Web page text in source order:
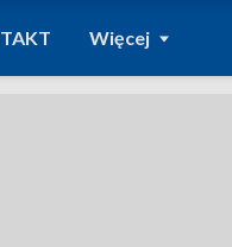
Więcej